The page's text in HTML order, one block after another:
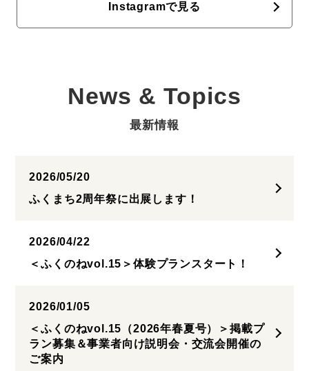
Instagramで見る
News & Topics
最新情報
2026/05/20
ふくまち2周年祭に出展します！
2026/04/22
＜ふくのねvol.15＞体験プランスタート！
2026/01/05
＜ふくのねvol.15（2026年春夏号）＞掲載プ
ラン募集＆事業者向け説明会・交流会開催の
ご案内